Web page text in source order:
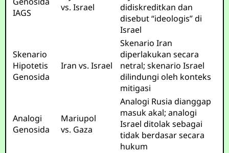
IAGS
vs. Israel
didiskreditkan dan
disebut “ideologis” di
Israel
Skenario
Hipotetis
Genosida
Iran vs. Israel
Skenario Iran
diperlakukan secara
netral; skenario Israel
dilindungi oleh konteks
mitigasi
Analogi
Genosida
Mariupol
vs. Gaza
Analogi Rusia dianggap
masuk akal; analogi
Israel ditolak sebagai
tidak berdasar secara
hukum